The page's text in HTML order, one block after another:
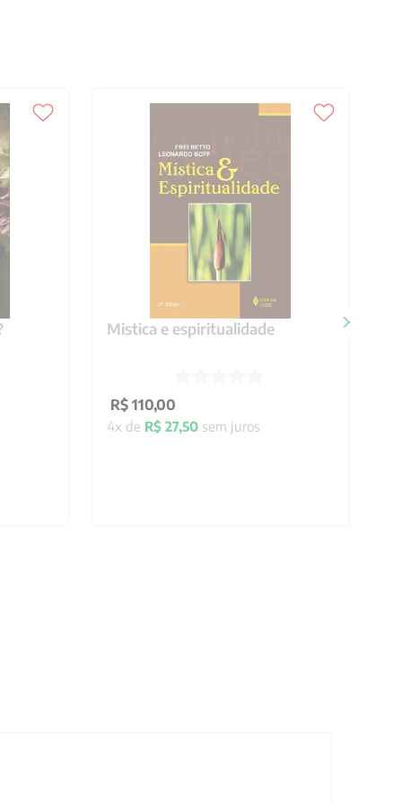
Mistica e espiritualidade
R$ 110,00
4x de R$ 27,50sem juros